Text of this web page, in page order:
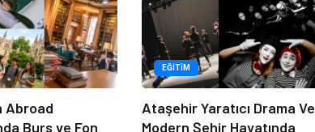
Abroad
Burs ve Fon
EĞITIM
Ataşehir Yaratıcı Drama Ve
Modern Şehir Hayatında